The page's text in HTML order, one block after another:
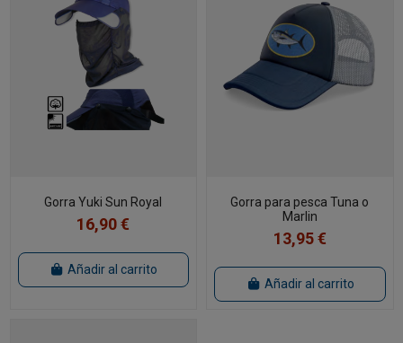
Gorra Yuki Sun Royal
16,90 €
Añadir al carrito
Gorra para pesca Tuna o
Marlin
13,95 €
Añadir al carrito